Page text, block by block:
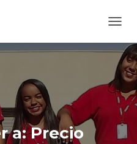
L
T
E
R
N
A
N
A
a: Precio